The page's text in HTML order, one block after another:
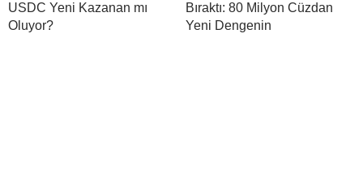
USDC Yeni Kazanan mı
Oluyor?
Bıraktı: 80 Milyon Cüzdan
Yeni Dengenin